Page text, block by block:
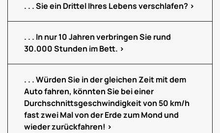
. . . Sie ein Drittel Ihres Lebens verschlafen?
. . . In nur 10 Jahren verbringen Sie rund
30.000 Stunden im Bett.
. . . Würden Sie in der gleichen Zeit mit dem
Auto fahren, könnten Sie bei einer
Durchschnittsgeschwindigkeit von 50 km/h
fast zwei Mal von der Erde zum Mond und
wieder zurückfahren!